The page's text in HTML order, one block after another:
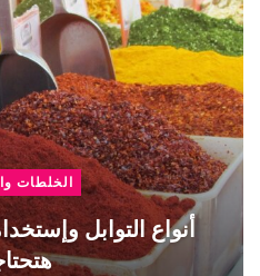
الخلطات
أنواع التوابل